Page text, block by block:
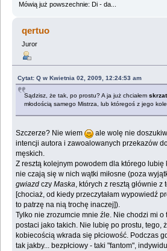
Mówią już powszechnie: Di - da...
qertuo
Juror
Cytat: Q w Kwietnia 02, 2009, 12:24:53 am
Sądzisz, że tak, po prostu? A ja już chciałemskrzat
młodością samego Mistrza, lub któregoś z jego
Szczerze? Nie wiem
ale wolę nie
intencji autora i zawoalowanych przekazów
męskich.
Z resztą kolejnym powodem dla którego lubię
nie czają się w nich wątki miłosne (poza
gwiazd czyMaska, których z resztą głównie
[chociaż, od kiedy przeczytałam wypowiedź
to patrzę na nią trochę inaczej]).
Tylko nie zrozumcie mnie źle. Nie chodzi mi
postaci jako takich. Nie lubię po prostu, tego,
kobiecością wkrada się płciowość. Podczas
tak jakby... bezpłciowy - taki "fantom",